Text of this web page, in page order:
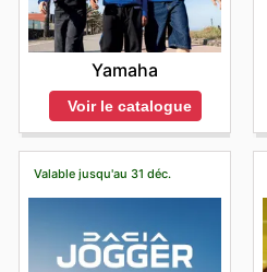
Yamaha
Voir le catalogue
Valable jusqu'au 31 déc.